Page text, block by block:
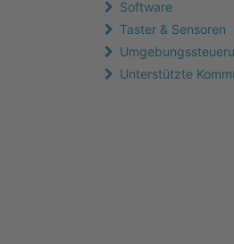
Software
Taster & Sensoren
Unterstützte